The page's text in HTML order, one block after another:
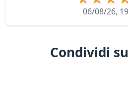
06/08/26,
Condividi